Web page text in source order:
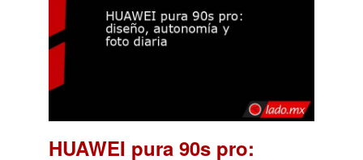
HUAWEI pura 90s pro: